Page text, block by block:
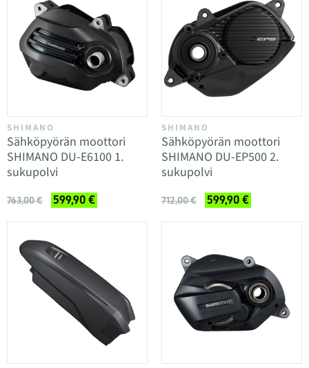
SHIMANO
Sähköpyörän moottori
SHIMANO DU-E6100 1.
sukupolvi
763,00 € 599,90 €
SHIMANO
Sähköpyörän moottori
SHIMANO DU-EP500 2.
sukupolvi
712,00 € 599,90 €